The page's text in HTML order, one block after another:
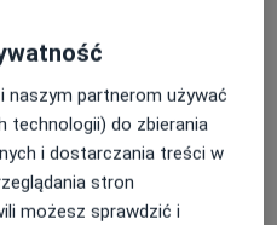
dydaktycznej ze
mnie otwartości na
umiejętności
człowieka.
Kryzys emocjonalny
odżywiania +15
(2)
naszym partnerom używać
technologii) do zbierania
i dostarczania treści w
stron
możesz sprawdzić i